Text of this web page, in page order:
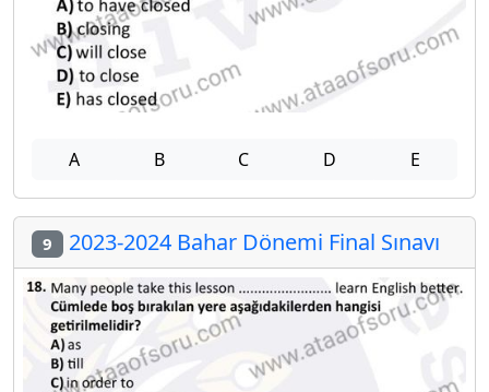
A B C D E
9 2023-2024 Bahar Dönemi Final Sınavı